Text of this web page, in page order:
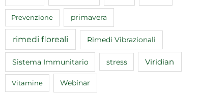
Prevenzione primavera
rimedi floreali Rimedi Vibrazionali
Sistema Immunitario stress Viridian
Vitamine Webinar